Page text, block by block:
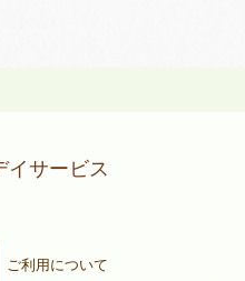
イサービス
ご利用について